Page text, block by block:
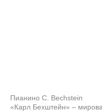
Пианино C. Bechstein
«Карл Бехштейн» –